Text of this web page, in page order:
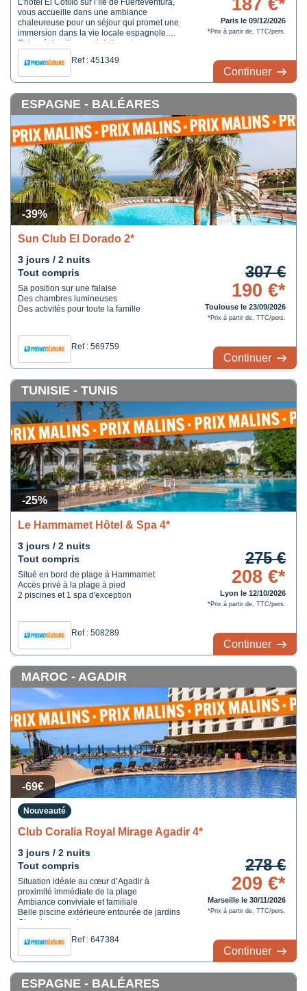
L’hôtel El Cotillo sur l’île de Fuerteventura,
vous accueille dans une ambiance
chaleureuse pour un séjour qui promet une
immersion dans la vie locale espagnole.
Entouré de villages et de la nature
sérénité qu’offre ce lieu.
Ref : 451349
187 €*
Paris le 09/12/2026
*Prix à partir de, TTC/pers.
Continuer
-39%
ESPAGNE - BALÉARES
Sun Club El Dorado 2*
3 jours / 2 nuits
Tout compris
Sa position sur une falaise
Des chambres lumineuses
Des activités pour toute la famille
Ref : 569759
307 €
190 €*
Toulouse le 23/09/2026
*Prix à partir de, TTC/pers.
Continuer
-25%
TUNISIE - TUNIS
Le Hammamet Hôtel & Spa 4*
3 jours / 2 nuits
Tout compris
Situé en bord de plage à Hammamet
Accès privé à la plage à pied
2 piscines et 1 spa d'exception
Ref : 508289
275 €
208 €*
Lyon le 12/10/2026
*Prix à partir de, TTC/pers.
Continuer
-69€
MAROC - AGADIR
Nouveauté
Club Coralia Royal Mirage Agadir 4*
3 jours / 2 nuits
Tout compris
Situation idéale au cœur d’Agadir à
proximité immédiate de la plage
Ambiance conviviale et familiale
Belle piscine extérieure entourée de jardins
Chambres spacieuses avec vues mer ou
Ref : 647384
278 €
209 €*
Marseille le 30/11/2026
*Prix à partir de, TTC/pers.
Continuer
ESPAGNE - BALÉARES